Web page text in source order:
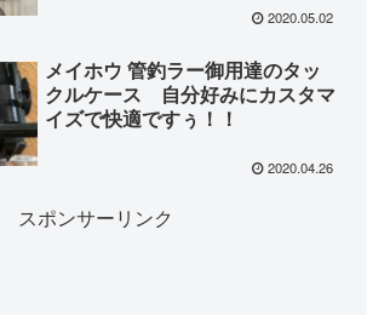
2020.05.02
メイホウ 管釣ラー御用達のタッ
クルケース 自分好みにカスタマ
イズで快適ですぅ！！
2020.04.26
スポンサーリンク